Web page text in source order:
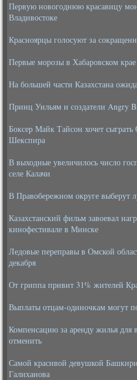
Первую новогоднюю красавицу
Владивостоке
Красноярцы голосуют за
Первые морозы в Хабаровском
На большей части Казахстана
Принц Уильям и создатели Angry
Боксер Майк Тайсон хочет
Шекспира
В выходные увеличилось число
селе Калачи
В Правобережном округе
Казахстанский фильм завоевал
кинофестивале в Минске
Ледовые переправы в Омской
декабря
От гриппа привит 31% жителей
Выплаты отцам-одиночкам могут
Компенсацию за аренду жилья для
отменить
Самой красивой девушкой
Галиханова